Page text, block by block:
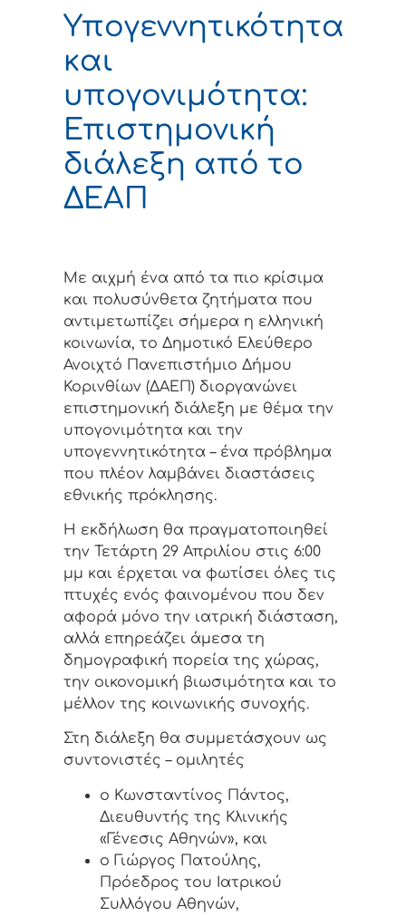
Υπογεννητικότητα
και
υπογονιμότητα:
Επιστημονική
διάλεξη από το
ΔΕΑΠ
Με αιχμή ένα από τα πιο κρίσιμα
και πολυσύνθετα ζητήματα που
αντιμετωπίζει σήμερα η ελληνική
κοινωνία, το Δημοτικό Ελεύθερο
Ανοιχτό Πανεπιστήμιο Δήμου
Κορινθίων (ΔΑΕΠ) διοργανώνει
επιστημονική διάλεξη με θέμα την
υπογονιμότητα και την
υπογεννητικότητα – ένα πρόβλημα
που πλέον λαμβάνει διαστάσεις
εθνικής πρόκλησης.
Η εκδήλωση θα πραγματοποιηθεί
την Τετάρτη 29 Απριλίου στις 6:00
μμ και έρχεται να φωτίσει όλες τις
πτυχές ενός φαινομένου που δεν
αφορά μόνο την ιατρική διάσταση,
αλλά επηρεάζει άμεσα τη
δημογραφική πορεία της χώρας,
την οικονομική βιωσιμότητα και το
μέλλον της κοινωνικής συνοχής.
Στη διάλεξη θα συμμετάσχουν ως
συντονιστές – ομιλητές
ο Κωνσταντίνος Πάντος,
Διευθυντής της Κλινικής
«Γένεσις Αθηνών», και
ο Γιώργος Πατούλης,
Πρόεδρος του Ιατρικού
Συλλόγου Αθηνών,